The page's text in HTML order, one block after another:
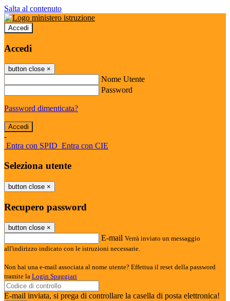
Salta al contenuto
Accedi
Accedi
button close ×
Nome Utente
Password
Password dimenticata?
-
Entra con SPID Entra con CIE
Seleziona utente
button close ×
Recupero password
button close ×
E-mail Verrà inviato un messaggio
all'indirizzo indicato con le istruzioni necessarie.
Non hai una e-mail associata al nome utente? Effettua il reset della password
tramite la Login Spaggiari
E-mail inviata, si prega di controllare la casella di posta elettronica!